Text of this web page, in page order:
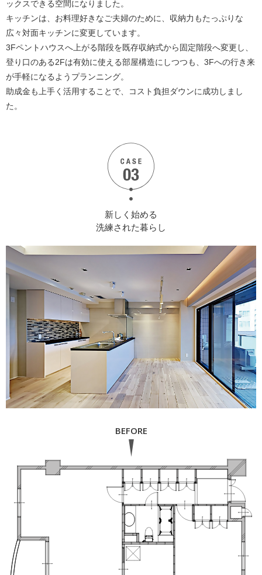
ックスできる空間になりました。
キッチンは、お料理好きなご夫婦のために、収納力もたっぷりな
広々対面キッチンに変更しています。
3Fペントハウスへ上がる階段を既存収納式から固定階段へ変更し、
登り口のある2Fは有効に使える部屋構造にしつつも、3Fへの行き来
が手軽になるようプランニング。
助成金も上手く活用することで、コスト負担ダウンに成功しまし
た。
新しく始める
洗練された暮らし
BEFORE